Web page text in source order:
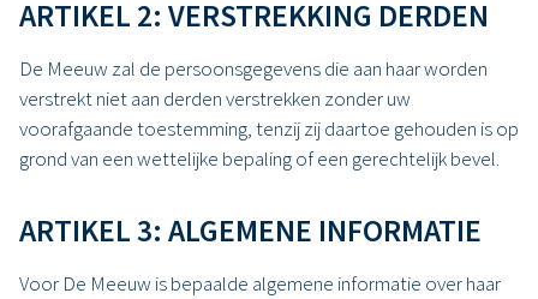
ARTIKEL 2: VERSTREKKING DERDEN
De Meeuw zal de persoonsgegevens die aan haar worden
verstrekt niet aan derden verstrekken zonder uw
voorafgaande toestemming, tenzij zij daartoe gehouden is op
grond van een wettelijke bepaling of een gerechtelijk bevel.
ARTIKEL 3: ALGEMENE INFORMATIE
Voor De Meeuw is bepaalde algemene informatie over haar